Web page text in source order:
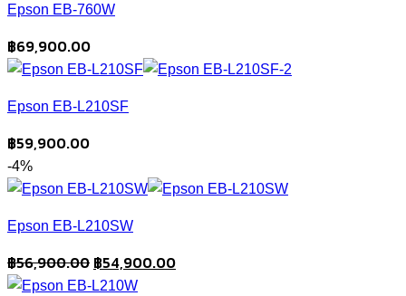
Epson EB-760W
฿69,900.00
Epson EB-L210SF
฿59,900.00
-4%
Epson EB-L210SW
฿56,900.00 Original
price
฿54,900.00Current